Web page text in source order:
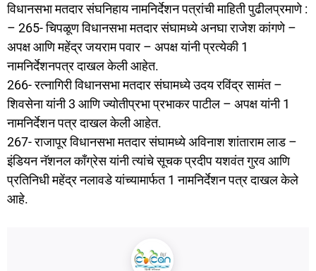
विधानसभा मतदार संघनिहाय नामनिर्देशन पत्रांची माहिती पुढीलप्रमाणे :
– 265- चिपळूण विधानसभा मतदार संघामध्ये अनघा राजेश कांगणे –
अपक्ष आणि महेंद्र जयराम पवार – अपक्ष यांनी प्रत्येकी 1
नामनिर्देशनपत्र दाखल केली आहेत.
266- रत्नागिरी विधानसभा मतदार संघामध्ये उदय रविंद्र सामंत –
शिवसेना यांनी 3 आणि ज्योतीप्रभा प्रभाकर पाटील – अपक्ष यांनी 1
नामनिर्देशन पत्र दाखल केली आहेत.
267- राजापूर विधानसभा मतदार संघामध्ये अविनाश शांताराम लाड –
इंडियन नॅशनल काँग्रेस यांनी त्यांचे सूचक प्रदीप यशवंत गुरव आणि
प्रतिनिधी महेंद्र नलावडे यांच्यामार्फत 1 नामनिर्देशन पत्र दाखल केले
आहे.